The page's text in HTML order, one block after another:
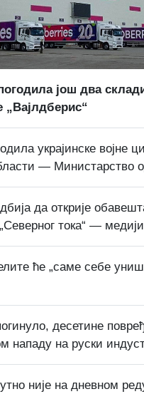
још два
„Вајлдберис“
украјинске војне
— Министарство
да открије
тока“ — медији
ће „саме себе
десетине
нападу на руски
није на дневном